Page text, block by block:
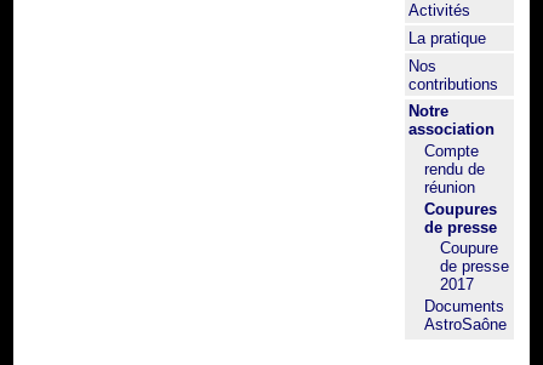
Activités
La pratique
Nos
contributions
Notre
association
Compte
rendu de
réunion
Coupures
de presse
Coupure
de presse
2017
Documents
AstroSaône